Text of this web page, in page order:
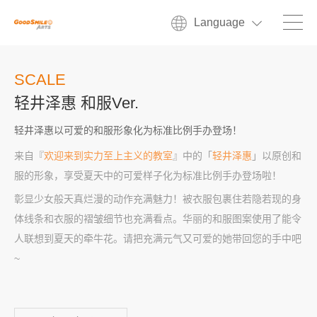
Language
SCALE
轻井泽惠 和服Ver.
轻井泽惠以可爱的和服形象化为标准比例手办登场！
来自『欢迎来到实力至上主义的教室 』中的「 轻井泽惠 」以原创和
服的形象，享受夏天中的可爱样子化为标准比例手办登场啦！
彰显少女般天真烂漫的动作充满魅力！被衣服包裹住若隐若现的身
体线条和衣服的褶皱细节也充满看点。华丽的和服图案使用了能令
人联想到夏天的牵牛花。请把充满元气又可爱的她带回您的手中吧
~